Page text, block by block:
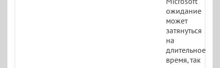
ожидание
может
затянуться
на
длительное
время, так